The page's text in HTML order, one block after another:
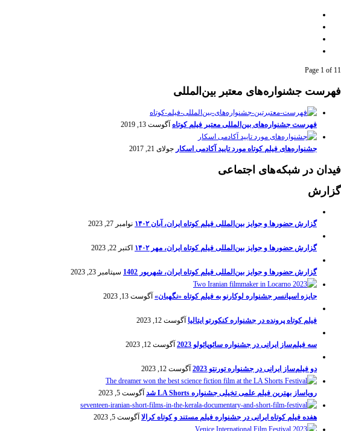
Page 1 of 1 1
فهرست جشنواره‌های معتبر بین‌المللی
فهرست جشنواره‌های بین‌المللی معتبر فیلم کوتاه آگوست 13, 2019
جشنواره‌های فیلم کوتاه مورد تایید آکادمی اسکار جولای 21, 2017
فیدان در شبکه‌های اجتماعی
گزارش
گزارش حضورها و جوایز بین‌المللی فیلم کوتاه ایران، آبان ۱۴۰۲ نوامبر 27, 2023
گزارش حضورها و جوایز بین‌المللی فیلم کوتاه ایران، مهر ۱۴۰۲ اکتبر 22, 2023
گزارش حضورها و جوایز بین‌المللی فیلم کوتاه ایران، شهریور 1402 سپتامبر 23, 2023
جایزه اسپانسر جشنواره لوکارنو به فیلم کوتاه «نگهبان» آگوست 13, 2023
فیلم کوتاه پرونده در جشنواره کنکورتو ایتالیا آگوست 12, 2023
سه فیلم‌ساز ایرانی در جشنواره سائوپائولو 2023 آگوست 12, 2023
دو فیلم‌ساز ایرانی در جشنواره تورنتو 2023 آگوست 12, 2023
رویاساز بهترین فیلم علمی تخیلی جشنواره LA Shorts شد آگوست 5, 2023
هفده فیلم کوتاه ایرانی در جشنواره فیلم مستند و کوتاه کرالا آگوست 5, 2023